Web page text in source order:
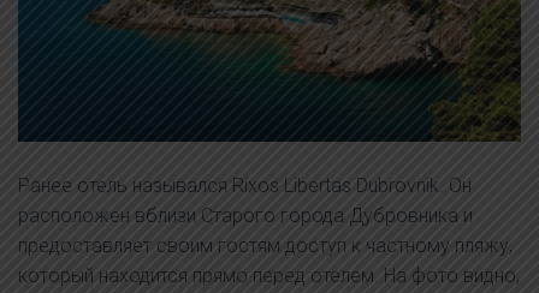
Ранее отель назывался Rixos Libertas Dubrovnik. Он
расположен вблизи Старого города Дубровника и
предоставляет своим гостям доступ к частному пляжу,
который находится прямо перед отелем. На фото видно,